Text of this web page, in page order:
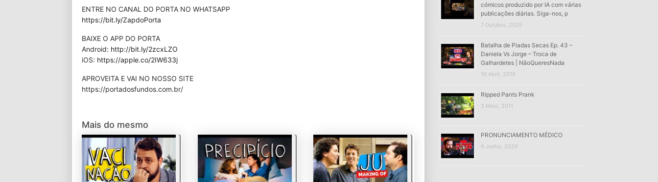
ENTRE NO CANAL DO PORTA NO WHATSAPP
https://bit.ly/ZapdoPorta
BAIXE O APP DO PORTA
Android: http://bit.ly/2zcxLZO
iOS: https://apple.co/2IW633j
APROVEITA E VAI NO NOSSO SITE
⁠https://portadosfundos.com.br/
Mais do mesmo
cómicos produzido por IA com várias
publicações diárias. Siga-nos, p
7 Outubro, 2025
Batalha de Piadas Secas Ep. 43 –
Daniela Vs Jorge – Troca de
Galhardetes | NãoQueresNada
19 Abril, 2019
Ripped Pants Prank
3 Maio, 2011
PRONUNCIAMENTO MÉDICO
6 Junho, 2026